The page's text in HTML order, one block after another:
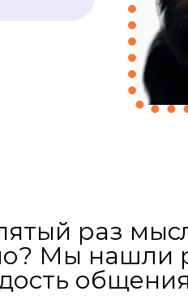
раз
Мы нашли